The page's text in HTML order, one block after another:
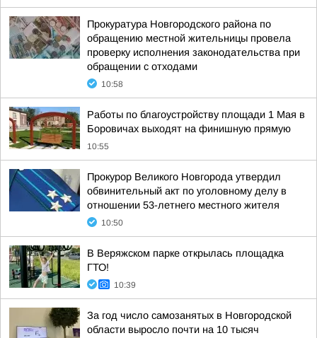
Прокуратура Новгородского района по
обращению местной жительницы провела
проверку исполнения законодательства при
обращении с отходами
10:58
Работы по благоустройству площади 1 Мая в
Боровичах выходят на финишную прямую
10:55
Прокурор Великого Новгорода утвердил
обвинительный акт по уголовному делу в
отношении 53-летнего местного жителя
10:50
В Веряжском парке открылась площадка
ГТО!
10:39
За год число самозанятых в Новгородской
области выросло почти на 10 тысяч